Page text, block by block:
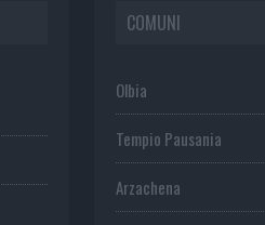
COMUNI
Olbia
Tempio Pausania
Arzachena